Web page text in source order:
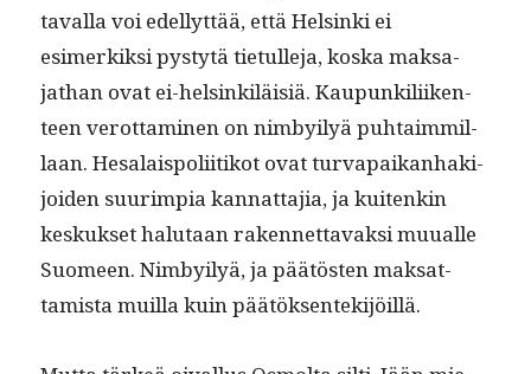
taval­la voi edel­lyt­tää, että Helsin­ki ei
esimerkik­si pystytä tietulle­ja, kos­ka mak­sa­
jathan ovat ei-helsinkiläisiä. Kaupunkili­iken­
teen verot­ta­mi­nen on nim­by­i­lyä puh­taim­mil­
laan. Hesalais­poli­itikot ovat tur­va­paikan­hak­i­
joiden suurimpia kan­nat­ta­jia, ja kuitenkin
keskuk­set halu­taan raken­net­tavak­si muualle
Suomeen. Nim­by­i­lyä, ja päätösten mak­sat­
tamista muil­la kuin päätöksentekijöillä.